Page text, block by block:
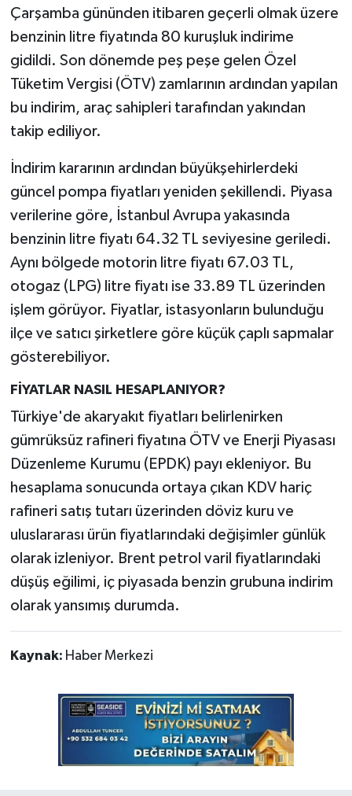
Çarşamba gününden itibaren geçerli olmak üzere
benzinin litre fiyatında 80 kuruşluk indirime
gidildi. Son dönemde peş peşe gelen Özel
Tüketim Vergisi (ÖTV) zamlarının ardından yapılan
bu indirim, araç sahipleri tarafından yakından
takip ediliyor.
İndirim kararının ardından büyükşehirlerdeki
güncel pompa fiyatları yeniden şekillendi. Piyasa
verilerine göre, İstanbul Avrupa yakasında
benzinin litre fiyatı 64.32 TL seviyesine geriledi.
Aynı bölgede motorin litre fiyatı 67.03 TL,
otogaz (LPG) litre fiyatı ise 33.89 TL üzerinden
işlem görüyor. Fiyatlar, istasyonların bulunduğu
ilçe ve satıcı şirketlere göre küçük çaplı sapmalar
gösterebiliyor.
FİYATLAR NASIL HESAPLANIYOR?
Türkiye'de akaryakıt fiyatları belirlenirken
gümrüksüz rafineri fiyatına ÖTV ve Enerji Piyasası
Düzenleme Kurumu (EPDK) payı ekleniyor. Bu
hesaplama sonucunda ortaya çıkan KDV hariç
rafineri satış tutarı üzerinden döviz kuru ve
uluslararası ürün fiyatlarındaki değişimler günlük
olarak izleniyor. Brent petrol varil fiyatlarındaki
düşüş eğilimi, iç piyasada benzin grubuna indirim
olarak yansımış durumda.
Kaynak: Haber Merkezi